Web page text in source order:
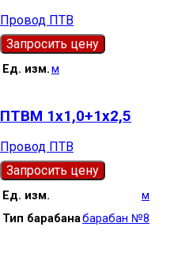
Провод ПТВ
Запросить цену
Ед. изм.м
ПТВМ 1х1,0+1х2,5
Провод ПТВ
Запросить цену
Ед. изм.
м
Тип барабанабарабан №8